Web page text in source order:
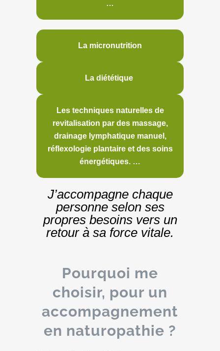
…
La micronutrition
La diététique
Les techniques naturelles de
revitalisation par des massage,
drainage lymphatique manuel,
réflexologie plantaire et des soins
énergétiques. …
J’accompagne chaque
personne selon ses
propres besoins vers un
retour à sa force vitale.
Pourquoi me
choisir, pour un
accompagnement
en naturopathie ?